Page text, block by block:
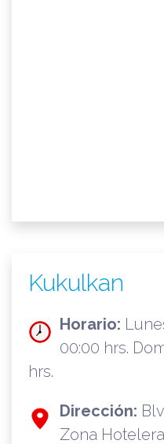
Kukulkan
Horario:
00:00 hrs.
hrs.
Dirección:
Zona